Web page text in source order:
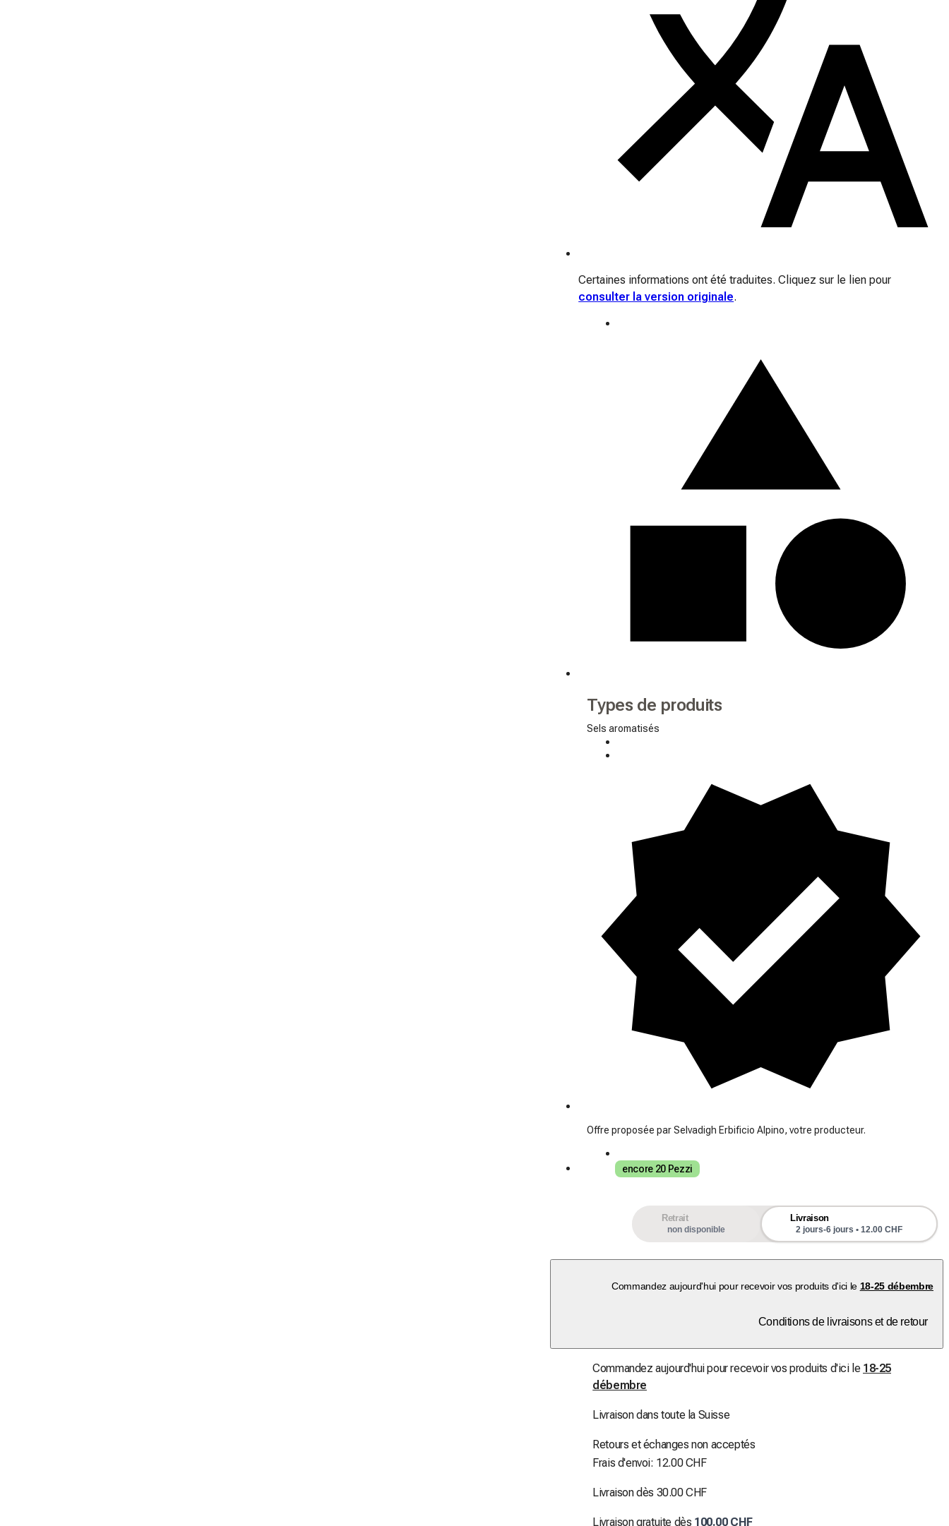
Certaines informations ont été traduites. Cliquez sur le lien pour
consulter la version originale.
Types de produits
Sels aromatisés
Offre proposée par Selvadigh Erbificio Alpino, votre producteur.
encore 20 Pezzi
Retrait
non disponible
Livraison
2 jours-6 jours • 12.00 CHF
Commandez aujourd'hui pour recevoir vos produits d'ici le 18-25 débembre
Conditions de livraisons et de retour
Commandez aujourd'hui pour recevoir vos produits d'ici le 18-25
débembre
Livraison dans toute la Suisse
Retours et échanges non acceptés
Frais d'envoi: 12.00 CHF
Livraison dès 30.00 CHF
Livraison gratuite dès 100.00 CHF